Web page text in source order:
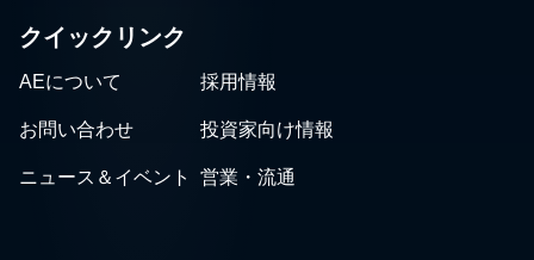
クイックリンク
AEについて 採用情報
お問い合わせ 投資家向け情報
ニュース＆イベント 営業・流通